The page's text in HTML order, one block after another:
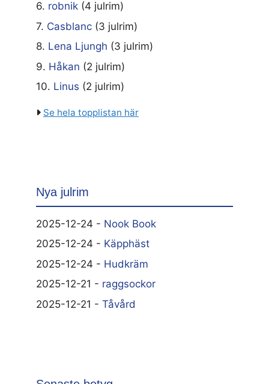
6. robnik (4 julrim)
7. Casblanc (3 julrim)
8. Lena Ljungh (3 julrim)
9. Håkan (2 julrim)
10. Linus (2 julrim)
Se hela topplistan här
Nya julrim
2025-12-24 - Nook Book
2025-12-24 - Käpphäst
2025-12-24 - Hudkräm
2025-12-21 - raggsockor
2025-12-21 - Tåvård